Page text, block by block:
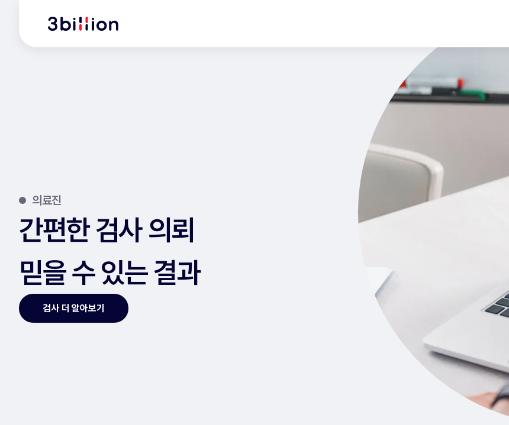
의료진
간편한 검사 의뢰
믿을 수 있는 결과
검사 더 알아보기